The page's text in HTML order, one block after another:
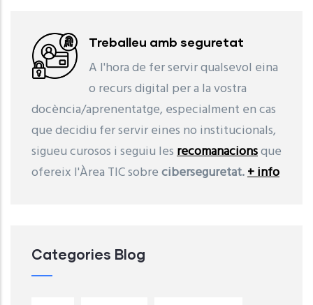
Treballeu amb seguretat
A l'hora de fer servir qualsevol eina
o recurs digital per a la vostra
docència/aprenentatge, especialment en cas
que decidiu fer servir eines no institucionals,
sigueu curosos i seguiu lesrecomanacionsque
ofereix l'Àrea TIC sobreciberseguretat.+ info
Categories Blog